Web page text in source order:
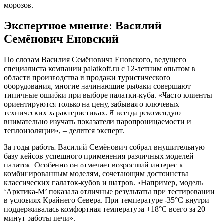
морозов.
Экспертное мнение: Василий
Семёнович Еновский
По словам Василия Семёновича Еновского, ведущего
специалиста компании palatkoff.ru с 12-летним опытом в
области производства и продажи туристического
оборудования, многие начинающие рыбаки совершают
типичные ошибки при выборе палатки-куба. «Часто клиенты
ориентируются только на цену, забывая о ключевых
технических характеристиках. Я всегда рекомендую
внимательно изучать показатели паропроницаемости и
теплоизоляции», – делится эксперт.
За годы работы Василий Семёнович собрал внушительную
базу кейсов успешного применения различных моделей
палаток. Особенно он отмечает возросший интерес к
комбинированным моделям, сочетающим достоинства
классических палаток-кубов и шатров. «Например, модель
‘Арктика-М’ показала отличные результаты при тестировании
в условиях Крайнего Севера. При температуре -35°C внутри
поддерживалась комфортная температура +18°C всего за 20
минут работы печи».